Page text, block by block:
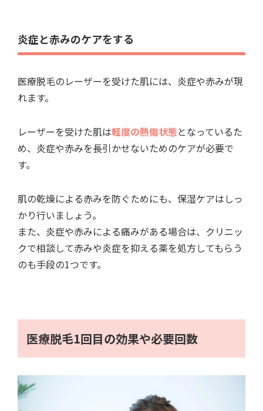
炎症と赤みのケアをする
医療脱毛のレーザーを受けた肌には、炎症や赤みが現
れます。
レーザーを受けた肌は軽度の熱傷状態となっているた
め、炎症や赤みを長引かせないためのケアが必要で
す。
肌の乾燥による赤みを防ぐためにも、保湿ケアはしっ
かり行いましょう。
また、炎症や赤みによる痛みがある場合は、クリニッ
クで相談して赤みや炎症を抑える薬を処方してもらう
のも手段の1つです。
医療脱毛1回目の効果や必要回数